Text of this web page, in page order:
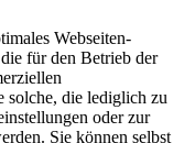
Webseiten-
für den Betrieb der
solche, die lediglich zu
oder zur
Sie können selbst